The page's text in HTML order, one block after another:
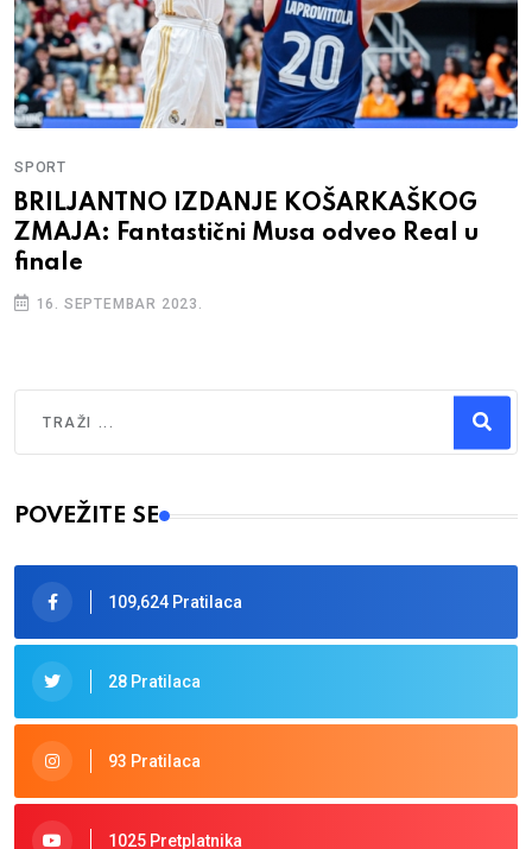
SPORT
BRILJANTNO IZDANJE KOŠARKAŠKOG
ZMAJA: Fantastični Musa odveo Real u
finale
16. SEPTEMBAR 2023.
Type 2 or more characters for results.
POVEŽITE SE
109,624 Pratilaca
28 Pratilaca
93 Pratilaca
1025 Pretplatnika